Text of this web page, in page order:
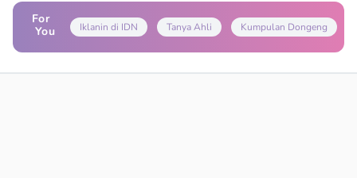
For
You
Iklanin di IDN Tanya Ahli Kumpulan Dongeng